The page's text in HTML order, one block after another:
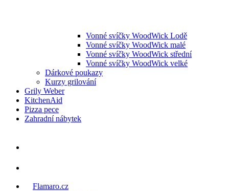
Vonné svíčky WoodWick Lodě
Vonné svíčky WoodWick malé
Vonné svíčky WoodWick střední
Vonné svíčky WoodWick velké
Dárkové poukazy
Kurzy grilování
Grily Weber
KitchenAid
Pizza pece
Zahradní nábytek
Flamaro.cz